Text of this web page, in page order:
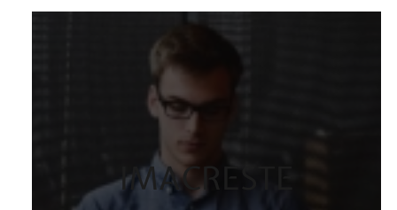
IMACRESTE